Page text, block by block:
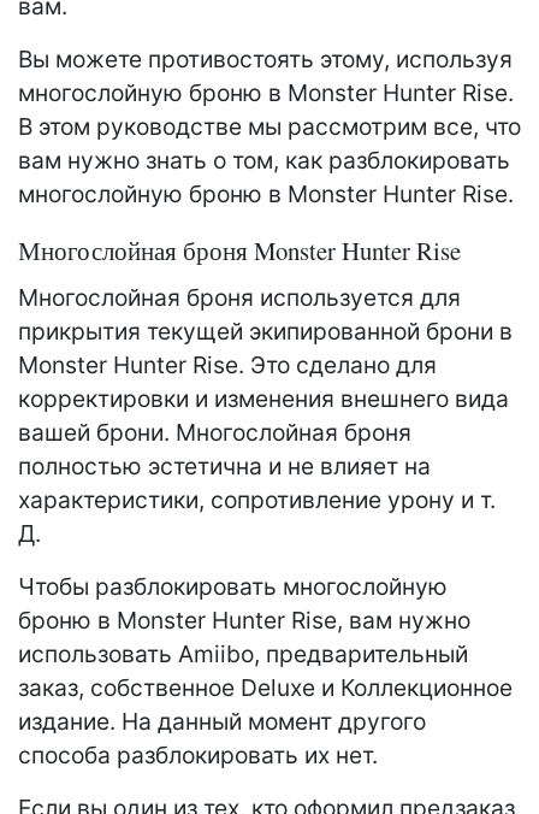
вам.
Вы можете противостоять этому, используя
многослойную броню в Monster Hunter Rise.
В этом руководстве мы рассмотрим все, что
вам нужно знать о том, как разблокировать
многослойную броню в Monster Hunter Rise.
Многослойная броня Monster Hunter Rise
Многослойная броня используется для
прикрытия текущей экипированной брони в
Monster Hunter Rise. Это сделано для
корректировки и изменения внешнего вида
вашей брони. Многослойная броня
полностью эстетична и не влияет на
характеристики, сопротивление урону и т.
Д.
Чтобы разблокировать многослойную
броню в Monster Hunter Rise, вам нужно
использовать Amiibo, предварительный
заказ, собственное Deluxe и Коллекционное
издание. На данный момент другого
способа разблокировать их нет.